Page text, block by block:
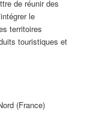
de réunir des
le
territoires
touristiques et
(France)